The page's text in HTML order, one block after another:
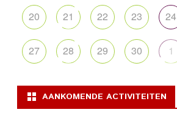
20 21 22 23 24
27 28 29 30 1
AANKOMENDE ACTIVITEITEN